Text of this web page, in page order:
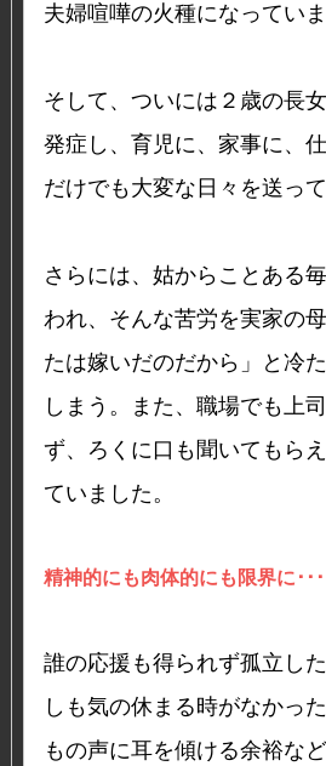
夫婦喧嘩の火種になっていま
そして、ついには２歳の長
発症し、育児に、家事に、
だけでも大変な日々を送って
さらには、姑からことある
われ、そんな苦労を実家の
たは嫁いだのだから」と冷
しまう。また、職場でも上
ず、ろくに口も聞いてもら
ていました。
精神的にも肉体的にも限界に･･･
誰の応援も得られず孤立し
しも気の休まる時がなかっ
もの声に耳を傾ける余裕な